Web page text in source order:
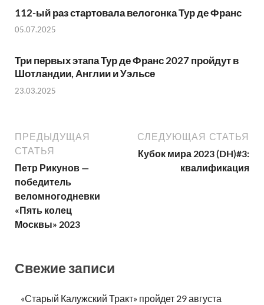
112-ый раз стартовала велогонка Тур де Франс
05.07.2025
Три первых этапа Тур де Франс 2027 пройдут в
Шотландии, Англии и Уэльсе
23.03.2025
ПРЕДЫДУЩАЯ
СТАТЬЯ
Петр Рикунов —
победитель
веломногодневки
«Пять колец
Москвы» 2023
СЛЕДУЮЩАЯ СТАТЬЯ
Кубок мира 2023 (DH)#3:
квалификация
Свежие записи
«Старый Калужский Тракт» пройдет 29 августа